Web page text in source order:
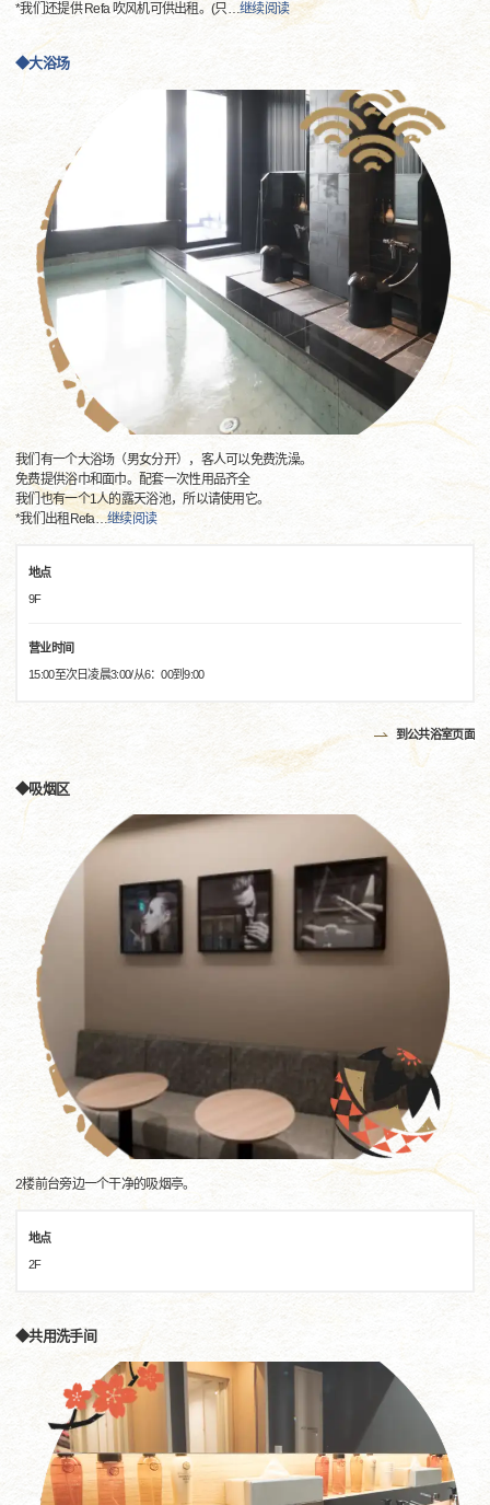
*我们还提供 Refa 吹风机可供出租。(只…继续阅读
◆大浴场
我们有一个大浴场（男女分开），客人可以免费洗澡。
免费提供浴巾和面巾。配套一次性用品齐全
我们也有一个1人的露天浴池，所以请使用它。
*我们出租Refa…继续阅读
地点
9F
营业时间
15:00至次日凌晨3:00/从6：00到9:00
到公共浴室页面
◆吸烟区
2楼前台旁边一个干净的吸烟亭。
地点
2F
◆共用洗手间